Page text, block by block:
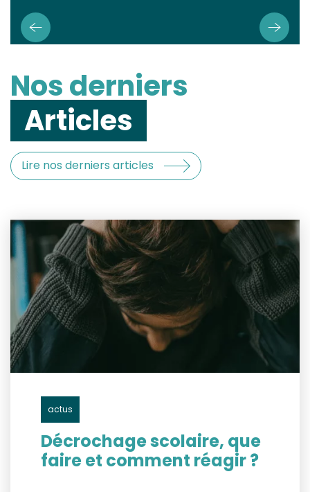
Nos derniers
Articles
Lire nos derniers articles
actus
Décrochage scolaire, que
faire et comment réagir ?